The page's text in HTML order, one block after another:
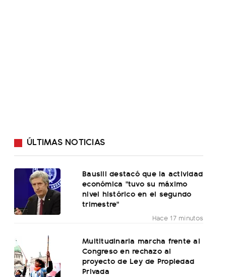
ÚLTIMAS NOTICIAS
Bausili destacó que la actividad
económica "tuvo su máximo
nivel histórico en el segundo
trimestre"
Hace 17 minutos
Multitudinaria marcha frente al
Congreso en rechazo al
proyecto de Ley de Propiedad
Privada